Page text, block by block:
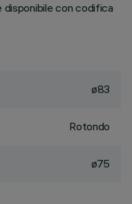
disponibile con codifica
ø83
Rotondo
ø75